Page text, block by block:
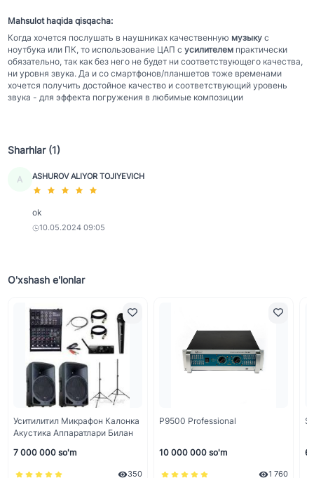
Mahsulot haqida qisqacha:
Когда хочется послушать в наушниках качественную музыкус
ноутбука или ПК, то использование ЦАП с усилителемпрактически
обязательно, так как без него не будет ни соответствующего качества,
ни уровня звука. Да и со смартфонов/планшетов тоже временами
хочется получить достойное качество и соответствующий уровень
звука - для эффекта погружения в любимые композиции
Sharhlar (1)
A ASHUROV ALIYOR TOJIYEVICH
ok
10.05.2024 09:05
O'xshash e'lonlar
Уситилитил Микрафон Калонка
Акустика Аппаратлари Билан
7 000 000 so'm
350
P9500 Professional
10 000 000 so'm
1 760
6